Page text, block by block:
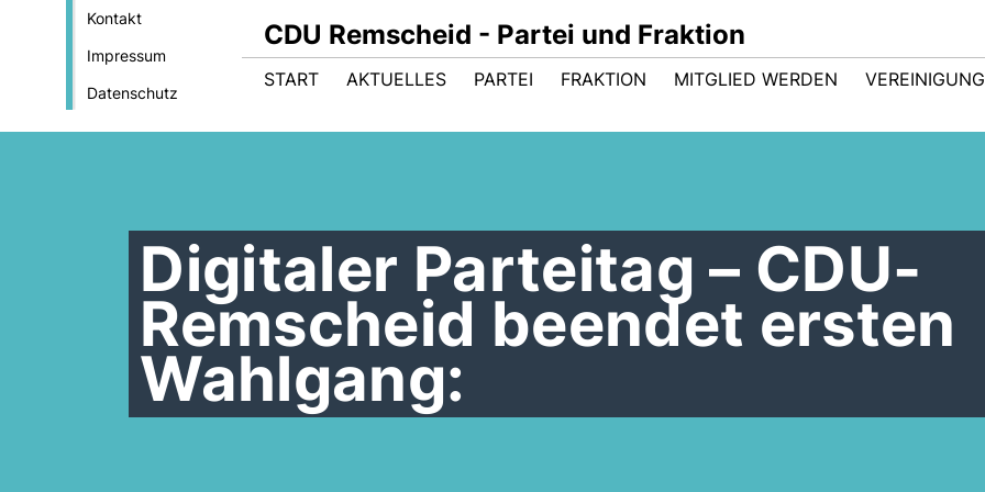
Kontakt
Impressum
Datenschutz
CDU Remscheid - Partei und Fraktion
START AKTUELLES PARTEI FRAKTION MITGLIED WERDEN
Digitaler Parteitag – CDU-
Remscheid beendet ersten
Wahlgang: